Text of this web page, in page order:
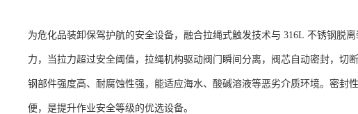
为危化品装卸保驾护航的安全设备，融合拉绳式触发技术与 316L 不锈钢脱
力，当拉力超过安全阈值，拉绳机构驱动阀门瞬间分离，阀芯自动密封，切
钢部件强度高、耐腐蚀性强，能适应海水、酸碱溶液等恶劣介质环境。密封
便，是提升作业安全等级的优选设备。